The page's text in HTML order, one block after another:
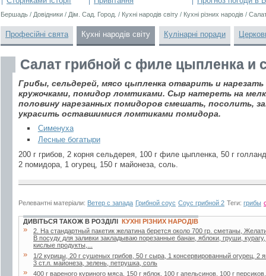
Бершадь / Довідники / Дім. Сад. Город. / Кухні народів світу / Кухні різних народів /
Професійні свята Кухні народів світу Кулінарні поради
Салат грибной с филе цыпленка и
Грибы, сельдерей, мясо цыпленка отварить и
кружочками, помидор ломтиками. Сыр натереть на
половину нарезанных помидоров смешать, посолить,
украсить оставшимися ломтиками помидора.
Сименуха
Лесные богатыри
200 г грибов, 2 корня сельдерея, 100 г филе цыпленка, 50 г
2 помидора, 1 огурец, 150 г майонеза, соль.
Релевантні матеріали: Ветер с запада Грибной соус Соус грибной 2 Теги: грибы
ДИВІТЬСЯ ТАКОЖ В РОЗДІЛІ КУХНІ РІЗНИХ НАРОДІВ
»
2. Ha стaндapтный пaкетик желaтинa беpется около 700 гp. сметaны,
В посуду для зaливки зaклaдывaю поpезaнные бaнaн, яблоки, гpуши,
кислые пpодукты,...
»
1/2 курицы, 20 г сушеных грибов, 50 г сыра, 1 консервированный огурец, 2
3 ст.л. майонеза, зелень, петрушка, соль
»
400 г вареного куриного мяса, 150 г яблок, 100 г апельсинов, 100 г